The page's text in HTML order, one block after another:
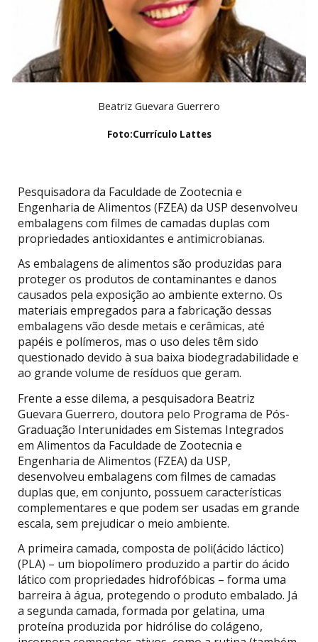
Beatriz Guevara Guerrero
Foto:Currículo Lattes
Pesquisadora da Faculdade de Zootecnia e
Engenharia de Alimentos (FZEA) da USP desenvolveu
embalagens com filmes de camadas duplas com
propriedades antioxidantes e antimicrobianas.
As embalagens de alimentos são produzidas para
proteger os produtos de contaminantes e danos
causados pela exposição ao ambiente externo. Os
materiais empregados para a fabricação dessas
embalagens vão desde metais e cerâmicas, até
papéis e polímeros, mas o uso deles têm sido
questionado devido à sua baixa biodegradabilidade e
ao grande volume de resíduos que geram.
Frente a esse dilema, a pesquisadora Beatriz
Guevara Guerrero, doutora pelo Programa de Pós-
Graduação Interunidades em Sistemas Integrados
em Alimentos da Faculdade de Zootecnia e
Engenharia de Alimentos (FZEA) da USP,
desenvolveu embalagens com filmes de camadas
duplas que, em conjunto, possuem características
complementares e que podem ser usadas em grande
escala, sem prejudicar o meio ambiente.
A primeira camada, composta de poli(ácido láctico)
(PLA) – um biopolímero produzido a partir do ácido
lático com propriedades hidrofóbicas – forma uma
barreira à água, protegendo o produto embalado. Já
a segunda camada, formada por gelatina, uma
proteína produzida por hidrólise do colágeno,